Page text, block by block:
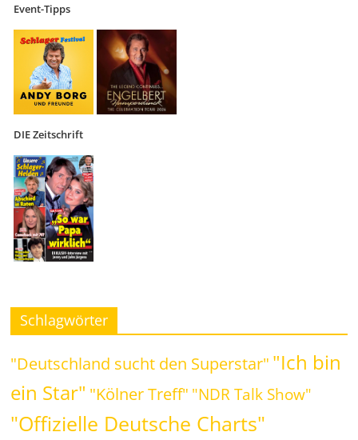
Event-Tipps
DIE Zeitschrift
Schlagwörter
"Deutschland sucht den Superstar" "Ich bin
ein Star" "Kölner Treff" "NDR Talk Show"
"Offizielle Deutsche Charts"